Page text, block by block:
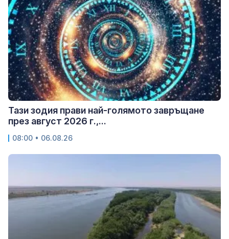
Тази зодия прави най-голямото завръщане
през август 2026 г.,...
08:00 • 06.08.26